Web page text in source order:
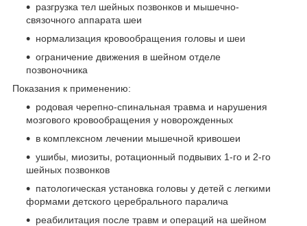
разгрузка тел шейных позвонков и мышечно-
связочного аппарата шеи
нормализация кровообращения головы и шеи
ограничение движения в шейном отделе
позвоночника
Показания к применению:
родовая черепно-спинальная травма и нарушения
мозгового кровообращения у новорожденных
в комплексном лечении мышечной кривошеи
ушибы, миозиты, ротационный подвывих 1-го и 2-го
шейных позвонков
патологическая установка головы у детей с легкими
формами детского церебрального паралича
реабилитация после травм и операций на шейном